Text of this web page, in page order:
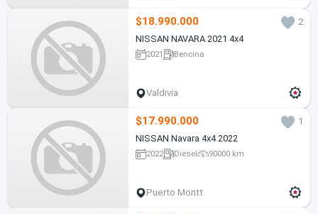
$18.990.000
2
NISSAN NAVARA 2021 4x4
2021 Bencina
Valdivia
$17.990.000
1
NISSAN Navara 4x4 2022
2022 Diesel 90000 km
Puerto Montt